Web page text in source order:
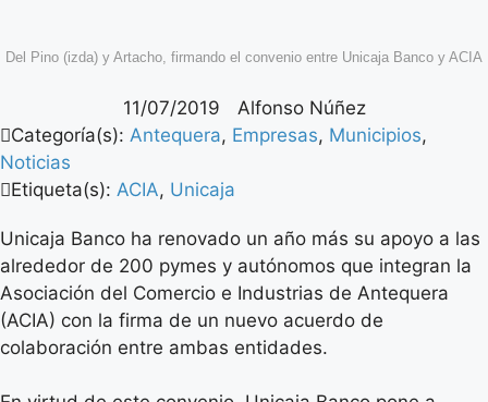
Del Pino (izda) y Artacho, firmando el convenio entre Unicaja Banco y ACIA
11/07/2019
Alfonso Núñez
Categoría(s): Antequera, Empresas, Municipios,
Noticias
Etiqueta(s): ACIA, Unicaja
Unicaja Banco ha renovado un año más su apoyo a las
alrededor de 200 pymes y autónomos que integran la
Asociación del Comercio e Industrias de Antequera
(ACIA) con la firma de un nuevo acuerdo de
colaboración entre ambas entidades.